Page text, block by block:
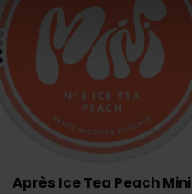
Après Ice Tea Peach Mini